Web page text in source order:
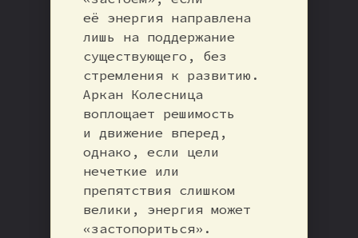
её энергия направлена
лишь на поддержание
существующего, без
стремления к развитию.
Аркан Колесница
воплощает решимость
и движение вперед,
однако, если цели
нечеткие или
препятствия слишком
велики, энергия может
«застопориться».